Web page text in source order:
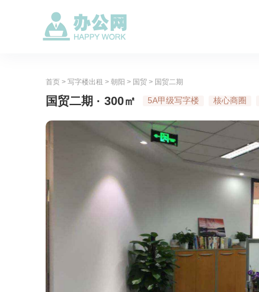
首页 > 写字楼出租 > 朝阳 > 国贸 > 国贸二期
国贸二期 · 300㎡ 5A甲级写字楼 核心商圈